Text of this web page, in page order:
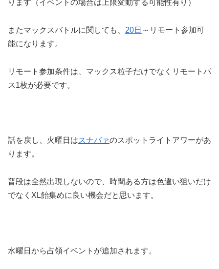
ります（イベントの場合は上限変動する可能性有り）
またマックスバトルに関しても、 20日 ～リモート参加可
能になります。
リモート参加条件は、マックス粒子だけでなくリモートパ
ス1枚が必要です。
話を戻し、火曜日はスナバァのスポットライトアワーがあ
ります。
普段は全然出現しないので、時間ある方は色違い狙いだけ
でなくXL飴集めに良い機会だと思います。
水曜日から占領イベントが追加されます。